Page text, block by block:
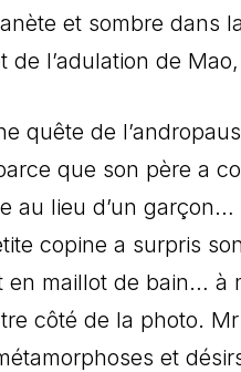
et sombre dans
de l’adulation de
quête de
que son père a
au lieu d’un garçon…
copine a surpris
en maillot de bain… à
côté de la photo.
et